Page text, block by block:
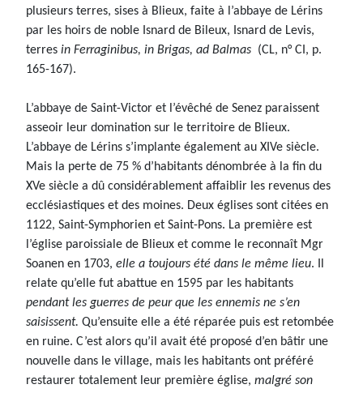
plusieurs terres, sises à Blieux, faite à l’abbaye de Lérins
par les hoirs de noble Isnard de Bileux, Isnard de Levis,
terres in Ferraginibus, in Brigas, ad Balmas (CL, n° CI, p.
165-167).
L’abbaye de Saint-Victor et l’évêché de Senez paraissent
asseoir leur domination sur le territoire de Blieux.
L’abbaye de Lérins s’implante également au XIVe siècle.
Mais la perte de 75 % d’habitants dénombrée à la fin du
XVe siècle a dû considérablement affaiblir les revenus des
ecclésiastiques et des moines. Deux églises sont citées en
1122, Saint-Symphorien et Saint-Pons. La première est
l’église paroissiale de Blieux et comme le reconnaît Mgr
Soanen en 1703, elle a toujours été dans le même lieu. Il
relate qu’elle fut abattue en 1595 par les habitants
pendant les guerres de peur que les ennemis ne s’en
saisissent. Qu’ensuite elle a été réparée puis est retombée
en ruine. C’est alors qu’il avait été proposé d’en bâtir une
nouvelle dans le village, mais les habitants ont préféré
restaurer totalement leur première église, malgré son